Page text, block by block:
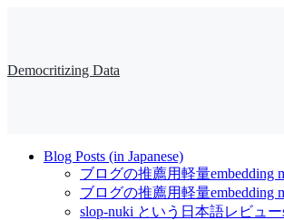
Democritizing Data
Blog Posts (in Japanese)
ブログの推薦用軽量embedding
ブログの推薦用軽量embedding
slop-nuki という日本語レビュ